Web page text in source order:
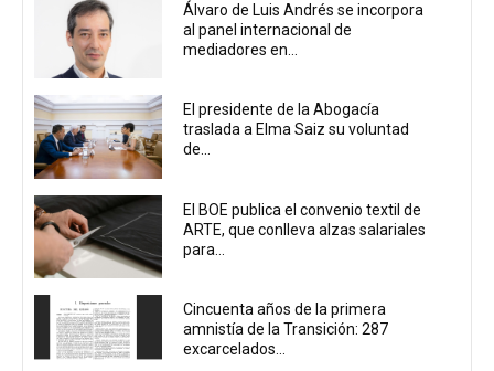
Álvaro de Luis Andrés se incorpora
al panel internacional de
mediadores en...
El presidente de la Abogacía
traslada a Elma Saiz su voluntad
de...
El BOE publica el convenio textil de
ARTE, que conlleva alzas salariales
para...
Cincuenta años de la primera
amnistía de la Transición: 287
excarcelados...